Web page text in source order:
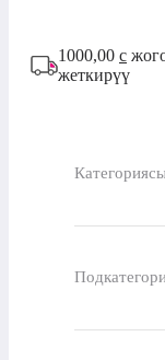
1000,00 с
жеткирүү